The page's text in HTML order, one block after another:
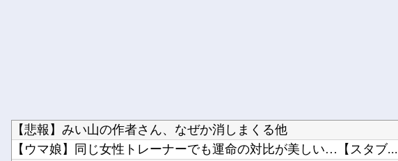
【悲報】みい山の作者さん、なぜか消しまくる他
【ウマ娘】同じ女性トレーナーでも運命の対比が美しい…【スタブ...